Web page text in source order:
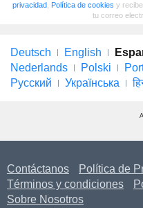
privacidad
Política de cookies y
tu correo
Deutsch English
Nederlands
Polski
Русский
Українська
Contáctanos
Política de
Términos y condiciones
Sobre Nosotros